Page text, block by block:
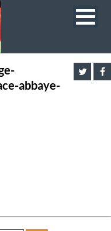
abbaye-